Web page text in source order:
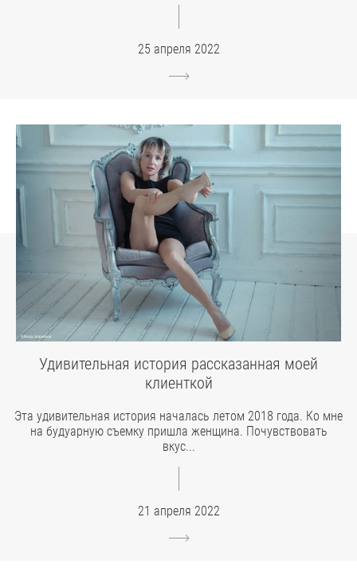
25 апреля 2022
Удивительная история рассказанная моей
клиенткой
Эта удивительная история началась летом 2018 года. Ко мне
на будуарную съемку пришла женщина. Почувствовать
вкус...
21 апреля 2022